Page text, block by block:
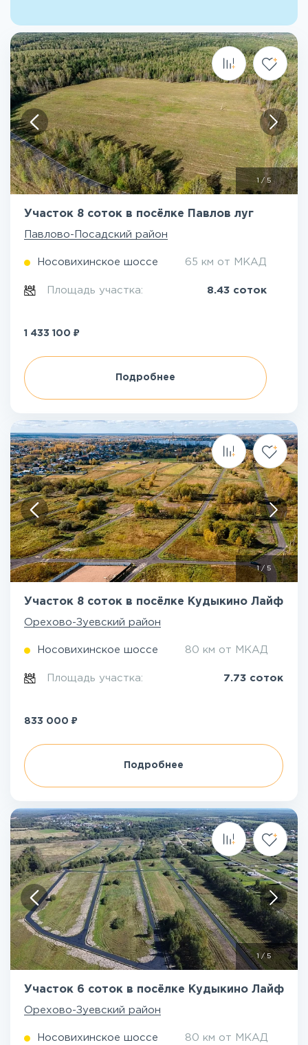
1 / 5
Участок 8 соток в посёлке Павлов луг
Павлово-Посадский район
Носовихинское шоссе 65 км от МКАД
Площадь участка: 8.43 соток
1 433 100 ₽
Подробнее
1/ 5
Участок 8 соток в посёлке Кудыкино Лайф
Орехово-Зуевский район
Носовихинское шоссе 80 км от МКАД
Площадь участка: 7.73 соток
833 000 ₽
Подробнее
1 / 5
Участок 6 соток в посёлке Кудыкино Лайф
Орехово-Зуевский район
Носовихинское шоссе 80 км от МКАД